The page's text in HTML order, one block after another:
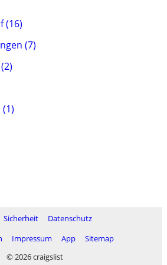
(16)
(7)
Sicherheit
Datenschutz
Impressum App
Sitemap
© 2026 craigslist